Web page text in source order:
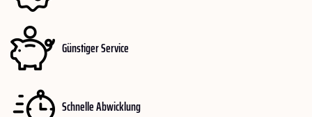
Günstiger Service
Schnelle Abwicklung